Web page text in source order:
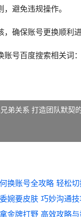
避免违规操作。
确保账号更换顺利进
账号百度搜索相关词
弟关系 打造团队默契
婉要皮肤 巧妙沟通
金牌打野 高效攻略